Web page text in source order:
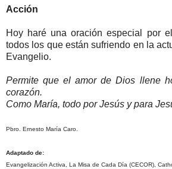
Acción
Hoy haré una oración especial por
todos los que están sufriendo en la
Evangelio.
Permite que el amor de Dios llene
corazón.
Como María, todo por Jesús y para
Pbro. Ernesto María Caro.
Adaptado de:
Evangelización Activa, La Misa de Cada Día (CECOR),